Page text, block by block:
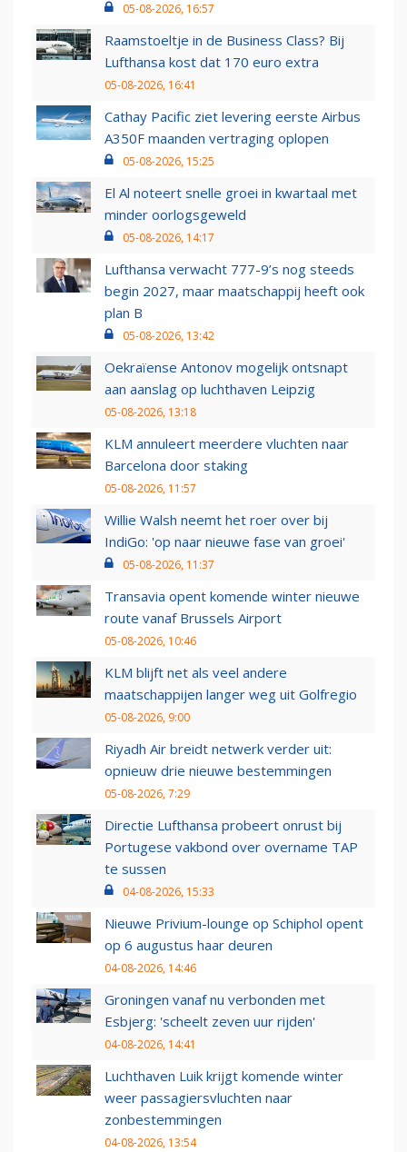
05-08-2026, 16:57
Raamstoeltje in de Business Class? Bij
Lufthansa kost dat 170 euro extra
05-08-2026, 16:41
Cathay Pacific ziet levering eerste Airbus
A350F maanden vertraging oplopen
05-08-2026, 15:25
El Al noteert snelle groei in kwartaal met
minder oorlogsgeweld
05-08-2026, 14:17
Lufthansa verwacht 777-9’s nog steeds
begin 2027, maar maatschappij heeft ook
plan B
05-08-2026, 13:42
Oekraïense Antonov mogelijk ontsnapt
aan aanslag op luchthaven Leipzig
05-08-2026, 13:18
KLM annuleert meerdere vluchten naar
Barcelona door staking
05-08-2026, 11:57
Willie Walsh neemt het roer over bij
IndiGo: 'op naar nieuwe fase van groei'
05-08-2026, 11:37
Transavia opent komende winter nieuwe
route vanaf Brussels Airport
05-08-2026, 10:46
KLM blijft net als veel andere
maatschappijen langer weg uit Golfregio
05-08-2026, 9:00
Riyadh Air breidt netwerk verder uit:
opnieuw drie nieuwe bestemmingen
05-08-2026, 7:29
Directie Lufthansa probeert onrust bij
Portugese vakbond over overname TAP
te sussen
04-08-2026, 15:33
Nieuwe Privium-lounge op Schiphol opent
op 6 augustus haar deuren
04-08-2026, 14:46
Groningen vanaf nu verbonden met
Esbjerg: 'scheelt zeven uur rijden'
04-08-2026, 14:41
Luchthaven Luik krijgt komende winter
weer passagiersvluchten naar
zonbestemmingen
04-08-2026, 13:54